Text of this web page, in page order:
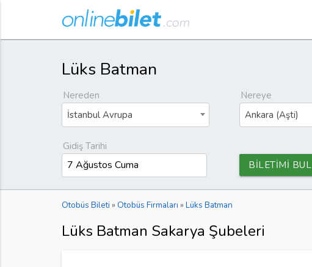
Lüks Batman
Nereden
İstanbul Avrupa
Nereye
Ankara (Aşti)
Gidiş Tarihi
BİLETİMİ BUL
Otobüs Bileti » Otobüs Firmaları » Lüks Batman
Lüks Batman Sakarya Şubeleri